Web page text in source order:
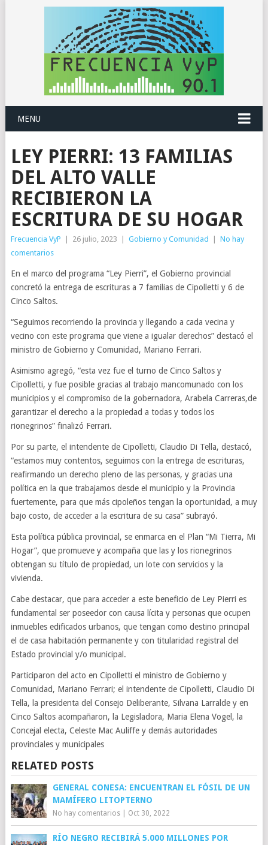
MENU
LEY PIERRI: 13 FAMILIAS
DEL ALTO VALLE
RECIBIERON LA
ESCRITURA DE SU HOGAR
Frecuencia VyP 26 julio, 2023 Gobierno y Comunidad
No hay
comentarios
En el marco del programa “Ley Pierri”, el Gobierno provincial
concretó la entrega de escrituras a 7 familias de Cipolletti y 6 de
Cinco Saltos.
“Seguimos recorriendo la provincia y llegando a cada vecina y
vecino con este programa que viene a igualar derechos” destacó el
ministro de Gobierno y Comunidad, Mariano Ferrari.
Asimismo agregó, “esta vez fue el turno de Cinco Saltos y
Cipolletti, y fue posible gracias al trabajo mancomunado con los
municipios y el compromiso de la gobernadora, Arabela Carreras,de
garantizar el derecho a la propiedad a todas y todos los
rionegrinos” finalizó Ferrari.
Por su parte, el intendente de Cipolletti, Claudio Di Tella, destacó,
“estamos muy contentos, seguimos con la entrega de escrituras,
reafirmando un derecho pleno de las personas, y gracias una
política en la que trabajamos desde el municipio y la Provincia
fuertemente, para que más cipoleños tengan la oportunidad, a muy
bajo costo, de acceder a la escritura de su casa” subrayó.
Esta política pública provincial, se enmarca en el Plan “Mi Tierra, Mi
Hogar”, que promueve y acompaña que las y los rionegrinos
obtengan su título de propiedad, un lote con servicios y la
vivienda.
Cabe destacar, que para acceder a este beneficio de Ley Pierri es
fundamental ser poseedor con causa lícita y personas que ocupen
inmuebles edificados urbanos, que tengan como destino principal
el de casa habitación permanente y con titularidad registral del
Estado provincial y/o municipal.
Participaron del acto en Cipolletti el ministro de Gobierno y
Comunidad, Mariano Ferrari; el intendente de Cipolletti, Claudio Di
Tella, la presidenta del Consejo Deliberante, Silvana Larralde y en
Cinco Saltos acompañaron, la Legisladora, Maria Elena Vogel, la
Concejal electa, Celeste Mac Auliffe y demás autoridades
provinciales y municipales
RELATED POSTS
GENERAL CONESA: ENCUENTRAN EL FÓSIL DE UN
MAMÍFERO LITOPTERNO
No hay comentarios| Oct 30, 2022
RÍO NEGRO RECIBIRÁ 5.000 MILLONES POR